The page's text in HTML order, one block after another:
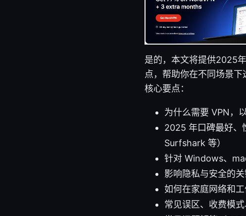
是的，本文将提供2025
点，帮助你在不同场景
核心要点：
为什么需要 VPN，
2025 年口碑最好、
Surfshark 等）
针对 Windows、
影响隐私与安全的
如何在家庭网络和
常见误区、收费模